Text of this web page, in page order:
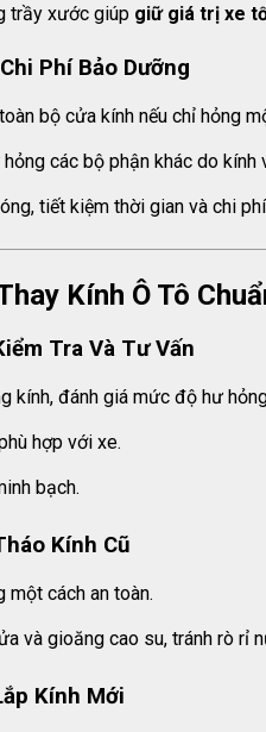
trầy xước giúp giữ giá trị xe
Phí Bảo Dưỡng
bộ cửa kính nếu chỉ hỏng
các bộ phận khác do kính
tiết kiệm thời gian và chi
Kính Ô Tô
Tra Và Tư Vấn
kính, đánh giá mức độ hư
hợp với xe.
bạch.
Kính Cũ
một cách an toàn.
và gioăng cao su, tránh rò rỉ
Kính Mới